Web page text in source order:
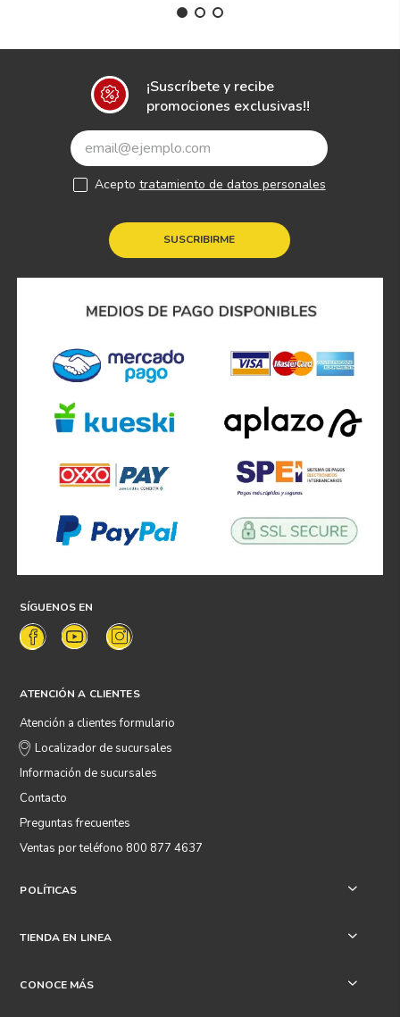
¡Suscríbete y recibe
promociones exclusivas!!
SUSCRIBIRME
Acepto tratamiento de datos personales
SÍGUENOS EN
ATENCIÓN A CLIENTES
Atención a clientes formulario
Localizador de sucursales
Información de sucursales
Contacto
Preguntas frecuentes
Ventas por teléfono 800 877 4637
POLÍTICAS +
TIENDA EN LINEA +
CONOCE MÁS +